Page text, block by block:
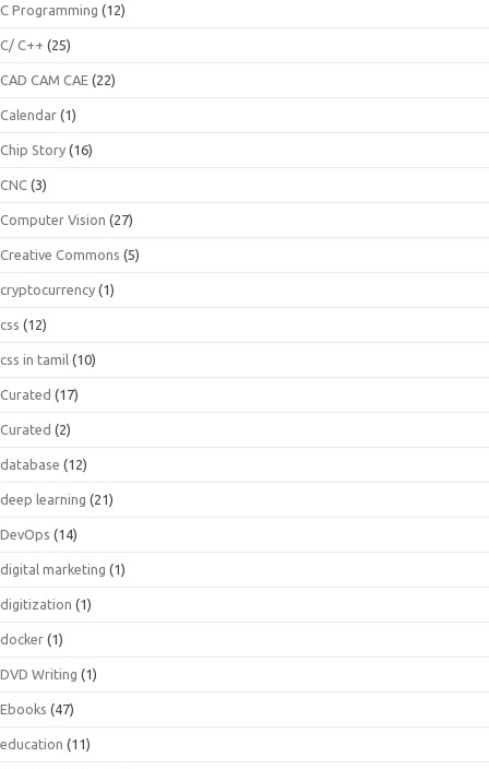
C Programming (12)
C/ C++ (25)
CAD CAM CAE (22)
Calendar (1)
Chip Story (16)
CNC (3)
Computer Vision (27)
Creative Commons (5)
cryptocurrency (1)
css (12)
css in tamil (10)
Curated (17)
Curated (2)
database (12)
deep learning (21)
DevOps (14)
digital marketing (1)
digitization (1)
docker (1)
DVD Writing (1)
Ebooks (47)
education (11)